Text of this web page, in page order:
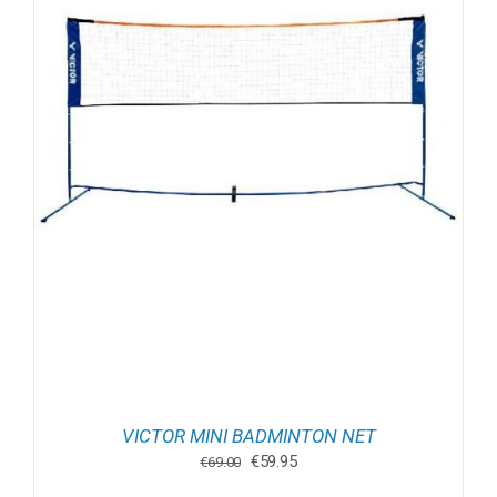
VICTOR MINI BADMINTON NET
€69.00 Oorspronkelijke
€59.95Huidige